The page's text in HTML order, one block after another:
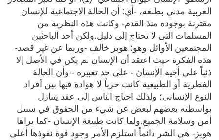
العربية مدني بطبعه، -أي: أن الحالة الاجتماعية للإنسان
مقترنة بوجوده منذ القدم- وكانت هذه النظرية من
المسلمات التي لا تحتاج إلى دليل.ولكن أحد الباحثين
المجتمعين الأوائل وهو: هوبز خالف -وربما عن غير قصد-
هذه الفكرة حيث اعتقد أن الإنسان لم يكن في الأصل إلا
ذئباً على أخيه الإنسان - على حد تعبيره - وأن الحالة
الفطرية أو الطبيعية كانت حرباً لا هوادة فيها بين أفراد
النوع الإنساني؛ ولذلك احتاج الناس إلى عقد يتنازل
بواسطته بعضهم لبعض عن شيء من الحقوق في سبيل
أمن وسلامة الجميع.ولما كانت طبيعة الإنسان -كما يراها
هوبز- هي الشر دائماً استلزم الأمر وجود قوة نفوذها أعلى